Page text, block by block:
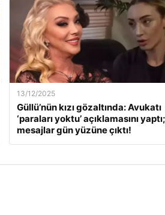
13/12/2025
Güllü’nün kızı gözaltında: Avukatı
‘paraları yoktu’ açıklamasını yaptı;
mesajlar gün yüzüne çıktı!